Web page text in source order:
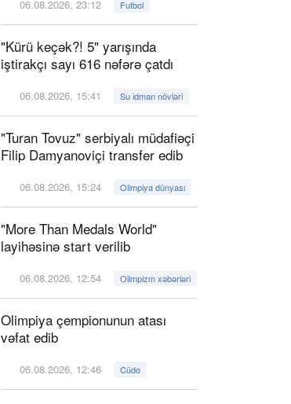
06.08.2026, 23:12 Futbol
"Kürü keçək?! 5" yarışında
iştirakçı sayı 616 nəfərə çatdı
06.08.2026, 15:41 Su idman növləri
"Turan Tovuz" serbiyalı müdafiəçi
Filip Damyanoviçi transfer edib
06.08.2026, 15:24 Olimpiya dünyası
"More Than Medals World"
layihəsinə start verilib
06.08.2026, 12:54 Olimpizm xəbərləri
Olimpiya çempionunun atası
vəfat edib
06.08.2026, 12:46 Cüdo